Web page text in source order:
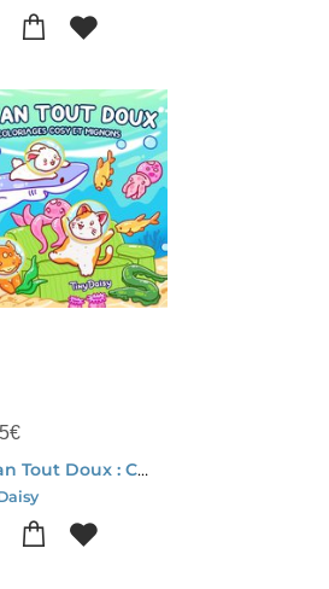
€
Ocean Tout Doux : Coloriages Cosy Et Mignons